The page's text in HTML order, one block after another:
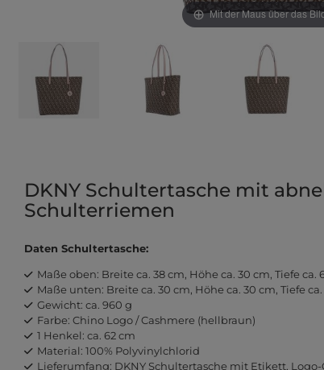
Mit der Maus über das
DKNY Schultertasche mit
Schulterriemen
Daten Schultertasche:
Maße oben: Breite ca. 38 cm, Höhe ca. 30 cm, Tiefe ca.
Maße unten: Breite ca. 30 cm, Höhe ca. 30 cm, Tiefe ca.
Gewicht: ca. 960 g
Farbe: Chino Logo / Cashmere (hellbraun)
1 Henkel: ca. 62 cm
Material: 100% Polyvinylchlorid
Lieferumfang: DKNY Schultertasche mit Etikett,